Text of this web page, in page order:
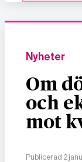
Nyheter
Om
och
mot
Publicerad 2